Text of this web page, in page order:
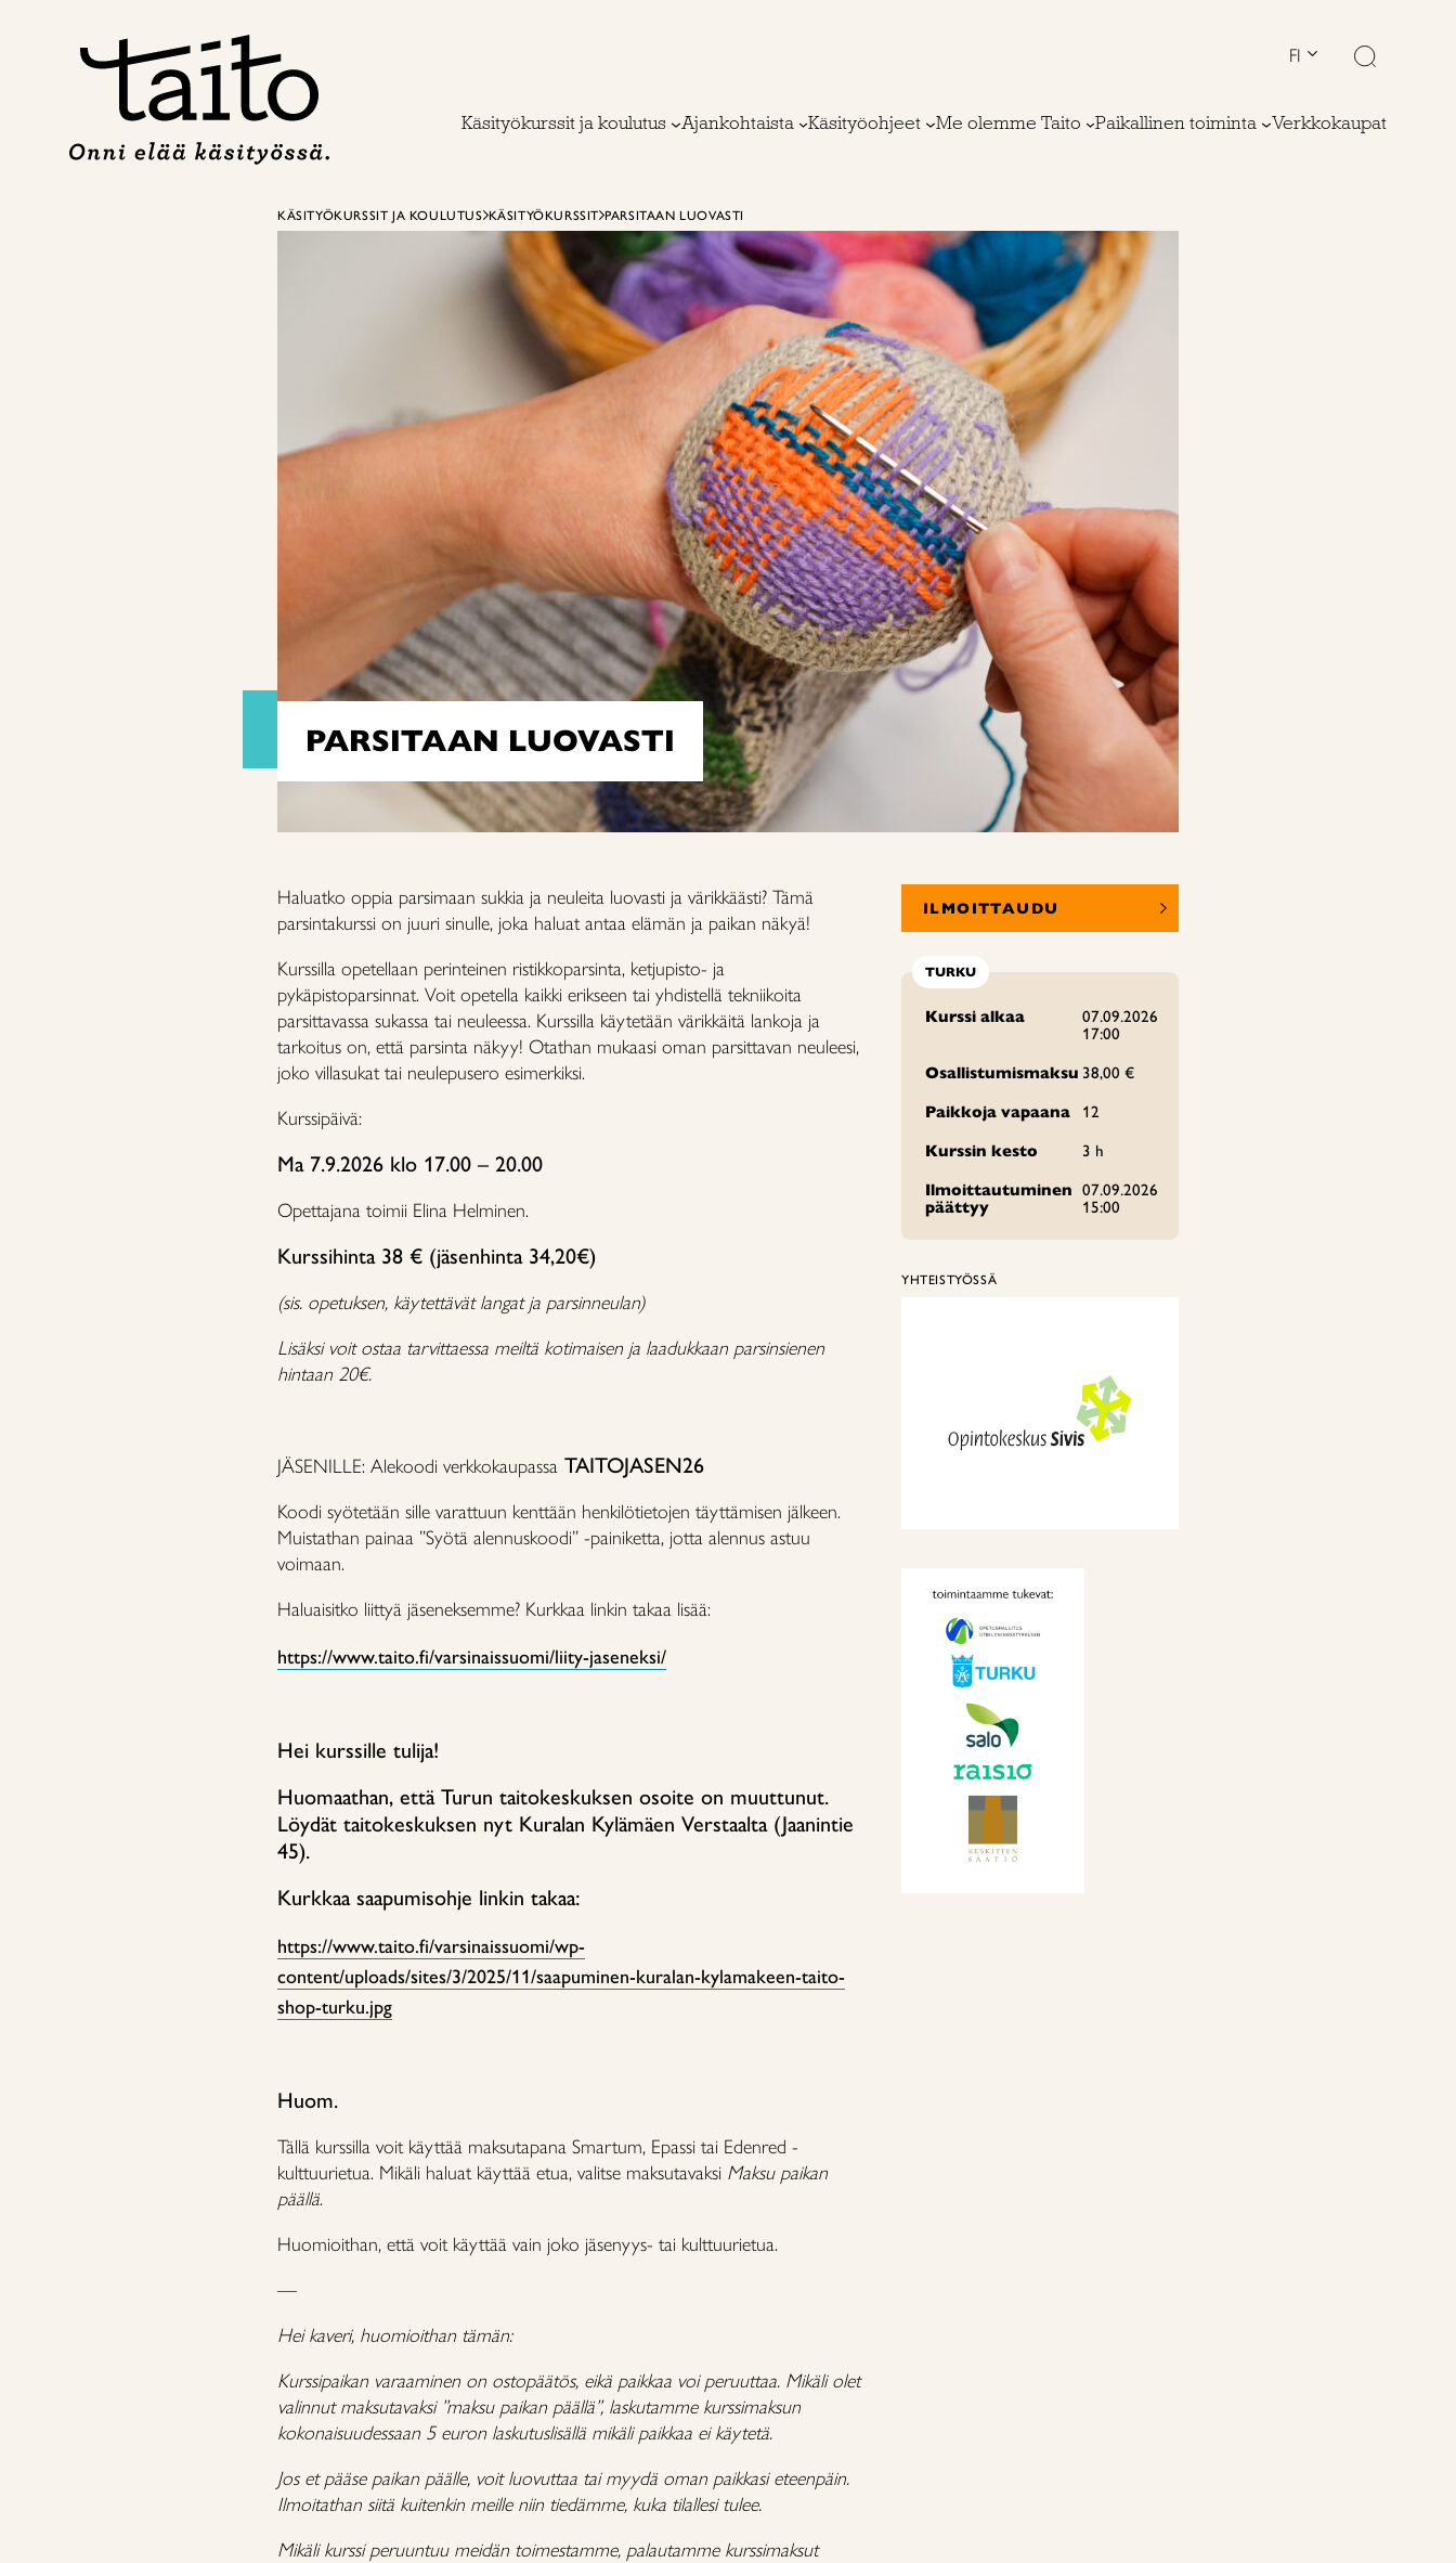
FI
Käsityökurssit ja koulutus Ajankohtaista Käsityöohjeet Me olemme Taito Paikallinen toiminta Verkkokaupat
KÄSITYÖKURSSIT JA KOULUTUS KÄSITYÖKURSSIT PARSITAAN LUOVASTI
PARSITAAN LUOVASTI
Haluatko oppia parsimaan sukkia ja neuleita luovasti ja värikkäästi? Tämä
parsintakurssi on juuri sinulle, joka haluat antaa elämän ja paikan näkyä!
Kurssilla opetellaan perinteinen ristikkoparsinta, ketjupisto- ja
pykäpistoparsinnat. Voit opetella kaikki erikseen tai yhdistellä tekniikoita
parsittavassa sukassa tai neuleessa. Kurssilla käytetään värikkäitä lankoja ja
tarkoitus on, että parsinta näkyy! Otathan mukaasi oman parsittavan neuleesi,
joko villasukat tai neulepusero esimerkiksi.
Kurssipäivä:
Ma 7.9.2026 klo 17.00 – 20.00
Opettajana toimii Elina Helminen.
Kurssihinta 38 € (jäsenhinta 34,20€)
(sis. opetuksen, käytettävät langat ja parsinneulan)
Lisäksi voit ostaa tarvittaessa meiltä kotimaisen ja laadukkaan parsinsienen
hintaan 20€.
JÄSENILLE: Alekoodi verkkokaupassa TAITOJASEN26
Koodi syötetään sille varattuun kenttään henkilötietojen täyttämisen jälkeen.
Muistathan painaa ”Syötä alennuskoodi” -painiketta, jotta alennus astuu
voimaan.
Haluaisitko liittyä jäseneksemme? Kurkkaa linkin takaa lisää:
https://www.taito.fi/varsinaissuomi/liity-jaseneksi/
Hei kurssille tulija!
Huomaathan, että Turun taitokeskuksen osoite on muuttunut.
Löydät taitokeskuksen nyt Kuralan Kylämäen Verstaalta (Jaanintie
45).
Kurkkaa saapumisohje linkin takaa:
https://www.taito.fi/varsinaissuomi/wp-
content/uploads/sites/3/2025/11/saapuminen-kuralan-kylamakeen-taito-
shop-turku.jpg
Huom.
Tällä kurssilla voit käyttää maksutapana Smartum, Epassi tai Edenred -
kulttuurietua. Mikäli haluat käyttää etua, valitse maksutavaksi Maksu paikan
päällä.
Huomioithan, että voit käyttää vain joko jäsenyys- tai kulttuurietua.
—
Hei kaveri, huomioithan tämän:
Kurssipaikan varaaminen on ostopäätös, eikä paikkaa voi peruuttaa. Mikäli olet
valinnut maksutavaksi ”maksu paikan päällä”, laskutamme kurssimaksun
kokonaisuudessaan 5 euron laskutuslisällä mikäli paikkaa ei käytetä.
Jos et pääse paikan päälle, voit luovuttaa tai myydä oman paikkasi eteenpäin.
Ilmoitathan siitä kuitenkin meille niin tiedämme, kuka tilallesi tulee.
Mikäli kurssi peruuntuu meidän toimestamme, palautamme kurssimaksut
ILMOITTAUDU
TURKU
Kurssi alkaa
07.09.2026
17:00
Osallistumismaksu 38,00 €
Paikkoja vapaana
12
Kurssin kesto
3 h
Ilmoittautuminen
päättyy
07.09.2026
15:00
YHTEISTYÖSSÄ